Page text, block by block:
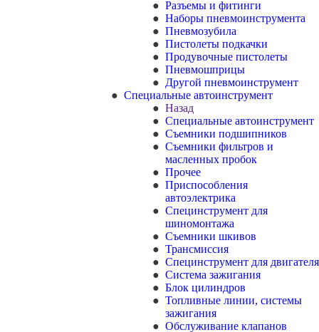
Разъемы и фитинги
Наборы пневмоинструмента
Пневмозубила
Пистолеты подкачки
Продувочные пистолеты
Пневмошприцы
Другой пневмоинструмент
Специальные автоинструмент
Назад
Специальные автоинструмент
Съемники подшипников
Съемники фильтров и
масленных пробок
Прочее
Приспособления
автоэлектрика
Специнструмент для
шиномонтажа
Съемники шкивов
Трансмиссия
Специнструмент для двигателя
Система зажигания
Блок цилиндров
Топливные линии, системы
зажигания
Обслуживание клапанов